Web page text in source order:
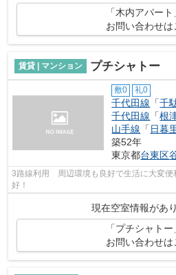
「木内アパー
お問い合わせは
賃貸 | マンション プチシャトー
敷0 礼0
千代田線 「千
千代田線 「根
山手線 「 日暮
築52年
東京都台東区
3路線利用 周辺環境も良好で生活に大変便
好！
現在空室情報があ
「プチシャト
お問い合わせは